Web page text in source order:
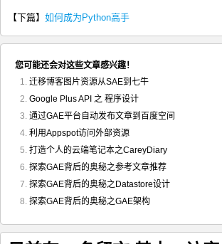
【下篇】 如何成为Python高手
您可能还会对这些文章感兴趣！
迁移博客图片资源从SAE到七牛
Google Plus API 之 程序设计
通过GAE平台自动发布文章到百度空间
利用Appspot访问外部资源
打造个人的云端笔记本之CareyDiary
探索GAE背后的奥秘之参考文章推荐
探索GAE背后的奥秘之Datastore设计
探索GAE背后的奥秘之GAE架构